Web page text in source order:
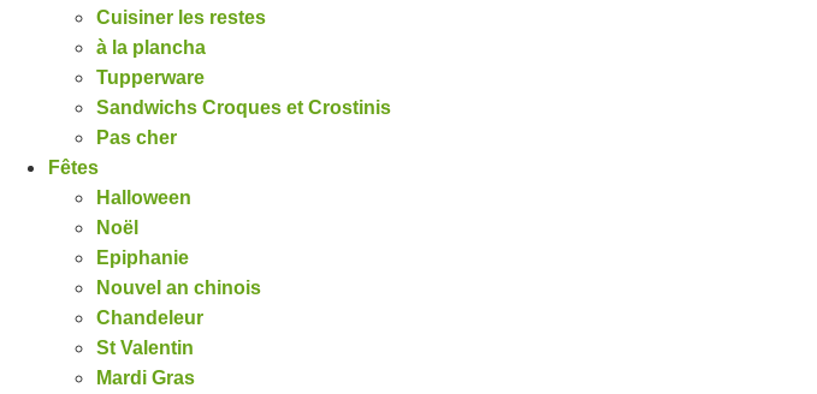
Cuisiner les restes
à la plancha
Tupperware
Sandwichs Croques et Crostinis
Pas cher
Fêtes
Halloween
Noël
Epiphanie
Nouvel an chinois
Chandeleur
St Valentin
Mardi Gras